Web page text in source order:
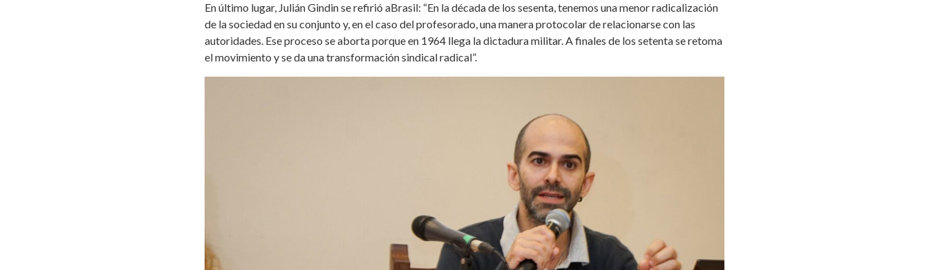
En último lugar, Julián Gindin se refirió aBrasil: “En la década de los sesenta, tenemos una menor radicalización
de la sociedad en su conjunto y, en el caso del profesorado, una manera protocolar de relacionarse con las
autoridades. Ese proceso se aborta porque en 1964 llega la dictadura militar. A finales de los setenta se retoma
el movimiento y se da una transformación sindical radical”.